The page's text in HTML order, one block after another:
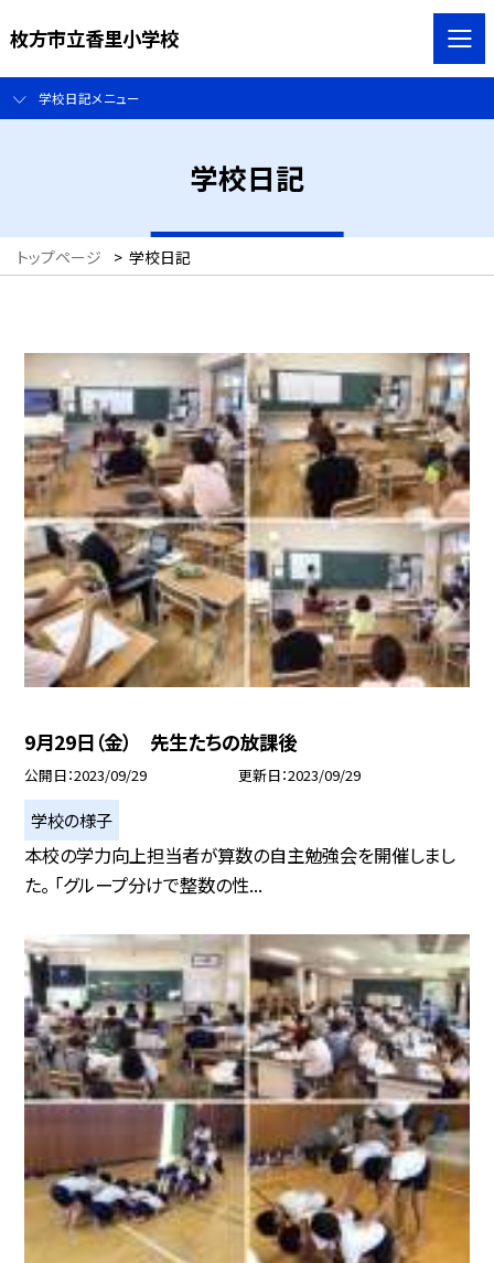
枚方市立香里小学校
学校日記メニュー
学校日記
トップページ > 学校日記
9月29日（金） 先生たちの放課後
公開日 2023/09/29 更新日 2023/09/29
学校の様子
本校の学力向上担当者が算数の自主勉強会を開催しまし
た。 「グループ分けで整数の性...